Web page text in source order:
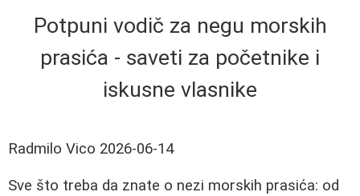
Potpuni vodič za negu morskih
prasića - saveti za početnike i
iskusne vlasnike
Radmilo Vico 2026-06-14
Sve što treba da znate o nezi morskih prasića: od